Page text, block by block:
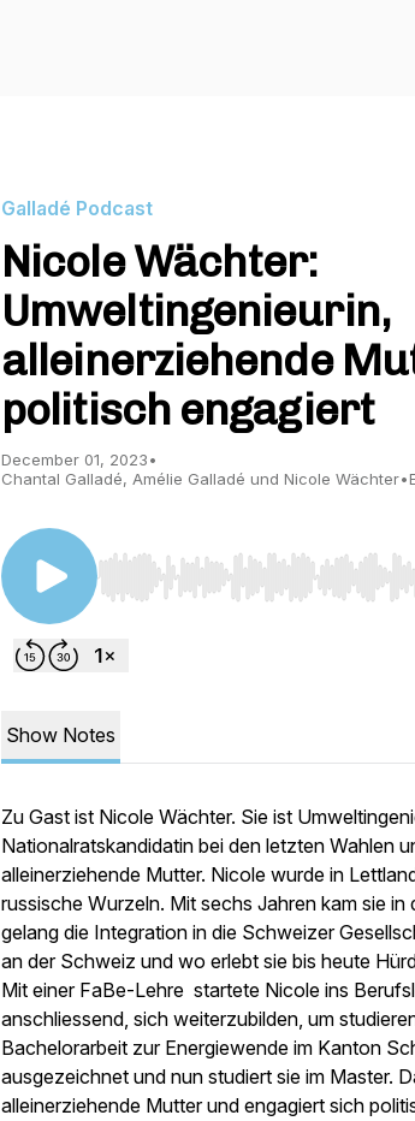
Galladé Podcast
Nicole Wächter:
Umweltingenieurin,
alleinerziehende
politisch engagiert
December 01, 2023•
Chantal Galladé, Amélie Galladé und Nicole Wächter•
Use Left/Right to seek, Home/End
Show Notes
Zu Gast ist Nicole Wächter. Sie ist
Nationalratskandidatin bei den letzten Wahlen
alleinerziehende Mutter. Nicole wurde in
russische Wurzeln. Mit sechs Jahren kam sie in
gelang die Integration in die Schweizer
an der Schweiz und wo erlebt sie bis heute
Mit einer FaBe-Lehre startete Nicole ins
anschliessend, sich weiterzubilden, um
Bachelorarbeit zur Energiewende im Kanton
ausgezeichnet und nun studiert sie im Master.
alleinerziehende Mutter und engagiert sich